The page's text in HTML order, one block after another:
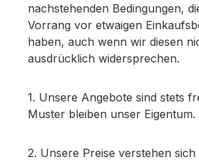
nachstehenden Bedingungen,
Vorrang vor etwaigen
haben, auch wenn wir diesen
ausdrücklich widersprechen.
1. Unsere Angebote sind stets
Muster bleiben unser Eigentum.
2. Unsere Preise verstehen